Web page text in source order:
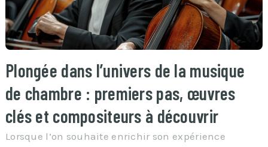
Plongée dans l’univers de la musique
de chambre : premiers pas, œuvres
clés et compositeurs à découvrir
Lorsque l’on souhaite enrichir son expérience